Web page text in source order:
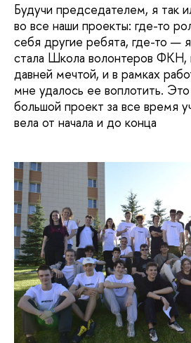
Будучи председателем, я так
во все наши проекты: где-то
себя другие ребята, где-то —
стала Школа волонтеров ФКН,
давней мечтой, и в рамках
мне удалось ее воплотить.
большой проект за все время
вела от начала и до конца